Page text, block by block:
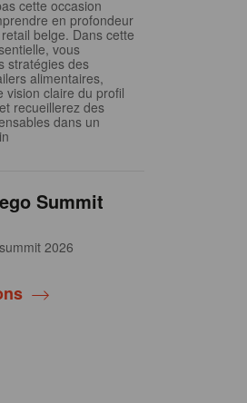
cette occasion
en profondeur
belge. Dans cette
vous
stratégies des
alimentaires,
vision claire du profil
recueillerez des
dans un
Summit
2026